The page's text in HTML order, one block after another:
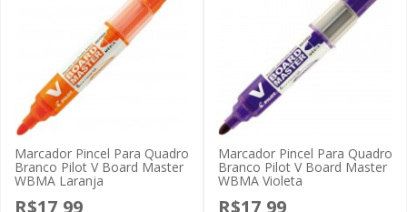
Marcador Pincel Para Quadro
Branco Pilot V Board Master
WBMA Laranja
R$17,99
Marcador Pincel Para Quadro
Branco Pilot V Board Master
WBMA Violeta
R$17,99